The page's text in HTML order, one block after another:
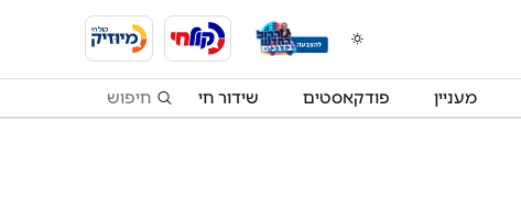
מעניין פודקאסטים שידור חי